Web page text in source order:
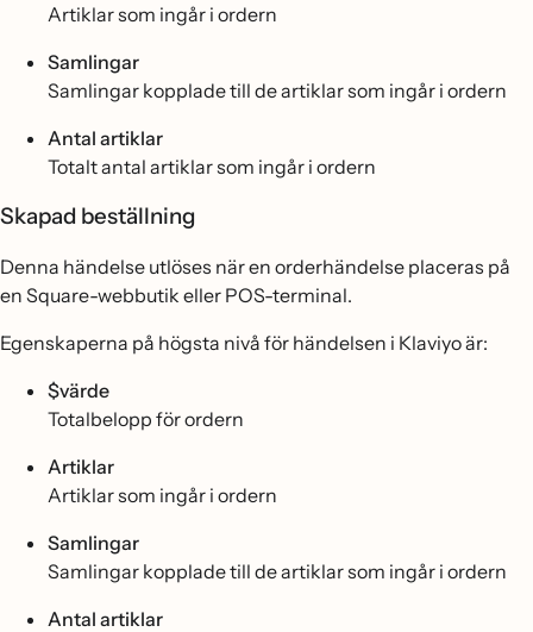
Artiklar som ingår i ordern
Samlingar
Samlingar kopplade till de artiklar som ingår i ordern
Antal artiklar
Totalt antal artiklar som ingår i ordern
Skapad beställning
Denna händelse utlöses när en orderhändelse placeras på
en Square-webbutik eller POS-terminal.
Egenskaperna på högsta nivå för händelsen i Klaviyo är:
$värde
Totalbelopp för ordern
Artiklar
Artiklar som ingår i ordern
Samlingar
Samlingar kopplade till de artiklar som ingår i ordern
Antal artiklar